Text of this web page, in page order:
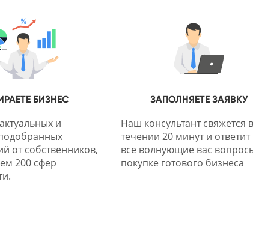
БИЗНЕС
и
от собственников,
200 сфер
ЗАПОЛНЯЕТЕ ЗАЯВКУ
Наш консультант свяжется в
течении 20 минут и ответит
все волнующие вас
покупке готового бизнеса